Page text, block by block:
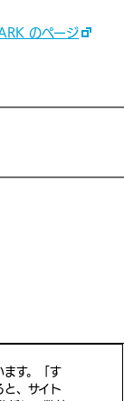
のページ
す。「す
、サイト